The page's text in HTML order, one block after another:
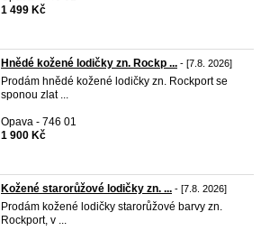
1 499 Kč
Hnědé kožené lodičky zn. Rockp ... - [7.8. 2026]
Prodám hnědé kožené lodičky zn. Rockport se
sponou zlat ...
Opava - 746 01
1 900 Kč
Kožené starorůžové lodičky zn. ... - [7.8. 2026]
Prodám kožené lodičky starorůžové barvy zn.
Rockport, v ...